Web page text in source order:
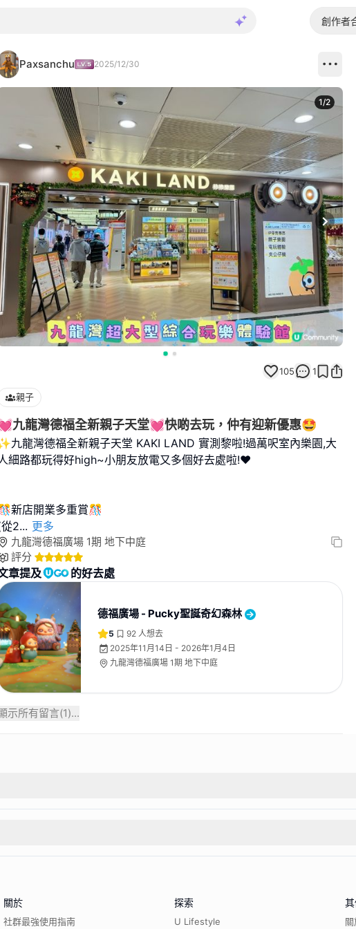
創作者
Paxsanchu 2025/12/30
Next
1/2
105 1
親子
九龍灣德福全新親子天堂💓快啲去玩，仲有迎新優惠🤩
九龍灣德福全新親子天堂 KAKI LAND 實測黎啦!過萬呎室內樂園,大
細路都玩得好high~小朋友放電又多個好去處啦!❤️
新店開業多重賞🎊
2... 更多
九龍灣德福廣場 1期 地下中庭
評分
章提及 的好去處
德福廣場 - Pucky聖誕奇幻森林
5 92 人想去
2025年11月14日 - 2026年1月4日
九龍灣德福廣場 1期 地下中庭
示所有留言(1)...
關於
社群最強使用指南
探索
U Lifestyle